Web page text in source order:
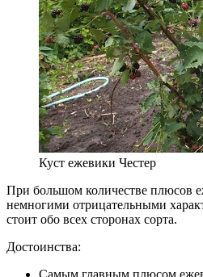
Куст ежевики Честер
При большом количестве плюсов
немногими отрицательными
стоит обо всех сторонах сорта.
Достоинства: